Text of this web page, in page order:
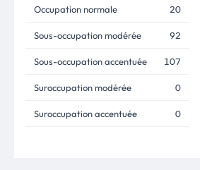
Occupation normale 20
Sous-occupation modérée 92
Sous-occupation accentuée 107
Suroccupation modérée 0
Suroccupation accentuée 0